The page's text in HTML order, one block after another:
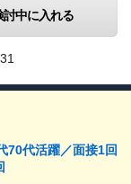
討中に入れる
70代活躍／面接1回